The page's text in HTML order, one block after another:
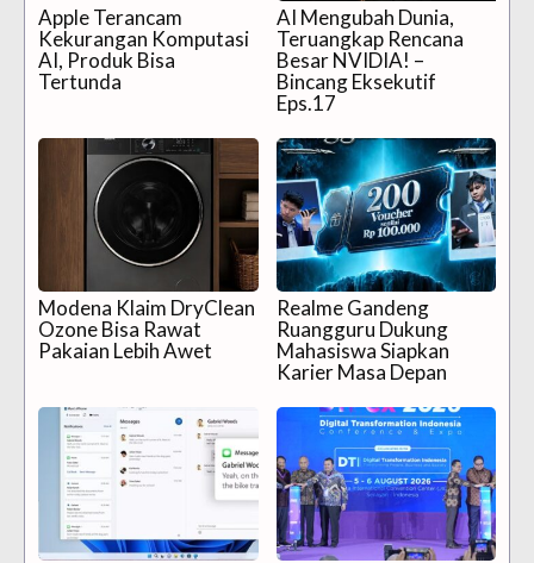
Apple Terancam
Kekurangan Komputasi
AI, Produk Bisa
Tertunda
AI Mengubah Dunia,
Teruangkap Rencana
Besar NVIDIA! –
Bincang Eksekutif
Eps.17
Modena Klaim DryClean
Ozone Bisa Rawat
Pakaian Lebih Awet
Realme Gandeng
Ruangguru Dukung
Mahasiswa Siapkan
Karier Masa Depan